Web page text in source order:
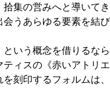
拾集の営みへと導い
うあらゆる要素を結
いう概念を借りる
ィスの《赤いアトリ
刻印するフォルムは